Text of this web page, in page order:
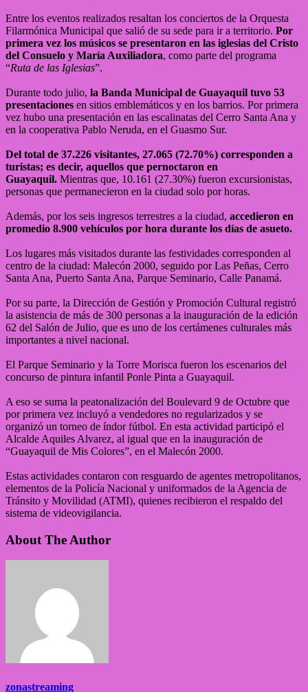
Entre los eventos realizados resaltan los conciertos de la Orquesta
Filarmónica Municipal que salió de su sede para ir a territorio. Por
primera vez los músicos se presentaron en las iglesias del Cristo
del Consuelo y María Auxiliadora, como parte del programa
“Ruta de las Iglesias”.
Durante todo julio, la Banda Municipal de Guayaquil tuvo 53
presentaciones en sitios emblemáticos y en los barrios. Por primera
vez hubo una presentación en las escalinatas del Cerro Santa Ana y
en la cooperativa Pablo Neruda, en el Guasmo Sur.
Del total de 37.226 visitantes, 27.065 (72.70%) corresponden a
turistas; es decir, aquellos que pernoctaron en
Guayaquil. Mientras que, 10.161 (27.30%) fueron excursionistas,
personas que permanecieron en la ciudad solo por horas.
Además, por los seis ingresos terrestres a la ciudad, accedieron en
promedio 8.900 vehículos por hora durante los días de asueto.
Los lugares más visitados durante las festividades corresponden al
centro de la ciudad: Malecón 2000, seguido por Las Peñas, Cerro
Santa Ana, Puerto Santa Ana, Parque Seminario, Calle Panamá.
Por su parte, la Dirección de Gestión y Promoción Cultural registró
la asistencia de más de 300 personas a la inauguración de la edición
62 del Salón de Julio, que es uno de los certámenes culturales más
importantes a nivel nacional.
El Parque Seminario y la Torre Morisca fueron los escenarios del
concurso de pintura infantil Ponle Pinta a Guayaquil.
A eso se suma la peatonalización del Boulevard 9 de Octubre que
por primera vez incluyó a vendedores no regularizados y se
organizó un torneo de índor fútbol. En esta actividad participó el
Alcalde Aquiles Alvarez, al igual que en la inauguración de
“Guayaquil de Mis Colores”, en el Malecón 2000.
Estas actividades contaron con resguardo de agentes metropolitanos,
elementos de la Policía Nacional y uniformados de la Agencia de
Tránsito y Movilidad (ATMI), quienes recibieron el respaldo del
sistema de videovigilancia.
About The Author
zonastreaming